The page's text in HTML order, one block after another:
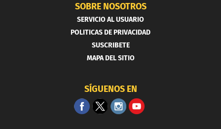
SOBRE NOSOTROS
SERVICIO AL USUARIO
POLITICAS DE PRIVACIDAD
SUSCRIBETE
MAPA DEL SITIO
SÍGUENOS EN